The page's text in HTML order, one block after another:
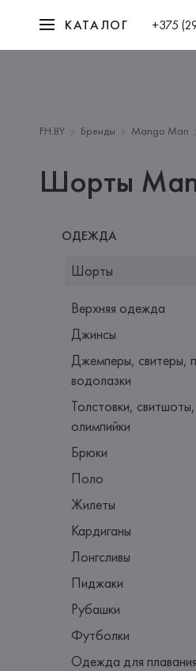
КАТАЛОГ +375
FH.BY Бренды Mango Man
Шорты
ОДЕЖДА
Шорты
Верхняя одежда
Джинсы
Джемперы, свитеры,
водолазки
Толстовки,
олимпийки
Брюки
Поло
Жилеты
Кардиганы
Лонгсливы
Пиджаки
Рубашки
Футболки
Одежда для плавания